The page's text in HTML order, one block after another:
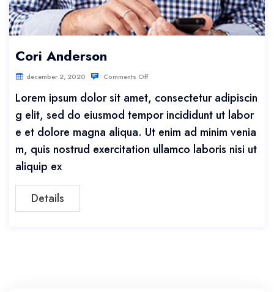
Cori Anderson
december 2, 2020 Comments Off
Lorem ipsum dolor sit amet, consectetur adipiscin
g elit, sed do eiusmod tempor incididunt ut labor
e et dolore magna aliqua. Ut enim ad minim venia
m, quis nostrud exercitation ullamco laboris nisi ut
aliquip ex
Details